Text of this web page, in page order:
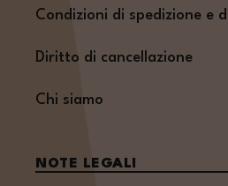
Condizioni di spedizione e
Diritto di cancellazione
Chi siamo
NOTE LEGALI